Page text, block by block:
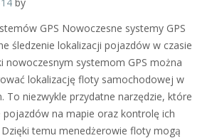
GPS Nowoczesne systemy GPS
śledzenie lokalizacji pojazdów w czasie
nowoczesnym systemom GPS można
lokalizację floty samochodowej w
To niezwykle przydatne narzędzie, które
pojazdów na mapie oraz kontrolę ich
temu menedżerowie floty mogą